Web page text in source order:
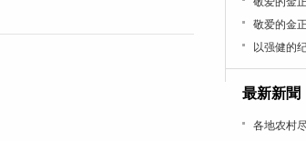
敬爱的金
以强健的
最新新聞
各地农村